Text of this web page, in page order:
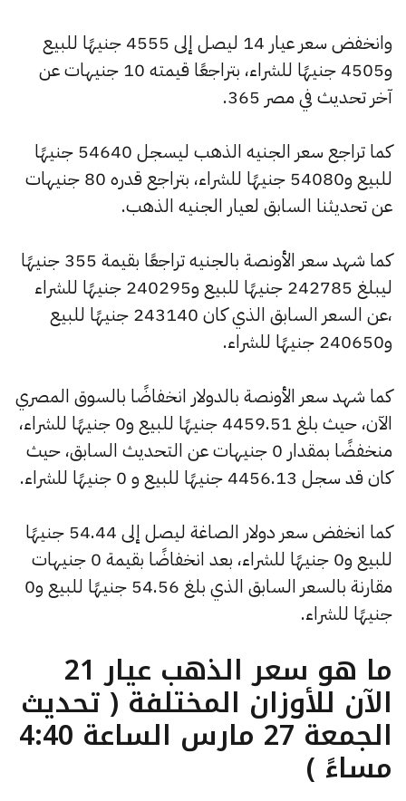
وانخفض سعر عيار 14 ليصل إلى 4555 جنيهًا للبيع
و4505 جنيهًا للشراء، بتراجعًا قيمته 10 جنيهات عن
آخر تحديث في مصر 365.
كما تراجع سعر الجنيه الذهب ليسجل 54640 جنيهًا
للبيع و54080 جنيهًا للشراء، بتراجع قدره 80 جنيهات
عن تحديثنا السابق لعيار الجنيه الذهب.
كما شهد سعر الأونصة بالجنيه تراجعًا بقيمة 355 جنيهًا
ليبلغ 242785 جنيهًا للبيع و240295 جنيهًا للشراء
،عن السعر السابق الذي كان 243140 جنيهًا للبيع
و240650 جنيهًا للشراء.
كما شهد سعر الأونصة بالدولار انخفاضًا بالسوق المصري
الآن، حيث بلغ 4459.51 جنيهًا للبيع و0 جنيهًا للشراء،
منخفضًا بمقدار 0 جنيهات عن التحديث السابق، حيث
كان قد سجل 4456.13 جنيهًا للبيع و 0 جنيهًا للشراء.
كما انخفض سعر دولار الصاغة ليصل إلى 54.44 جنيهًا
للبيع و0 جنيهًا للشراء، بعد انخفاضًا بقيمة 0 جنيهات
مقارنة بالسعر السابق الذي بلغ 54.56 جنيهًا للبيع و0
جنيهًا للشراء.
ما هو سعر الذهب عيار 21
الآن للأوزان المختلفة ( تحديث
الجمعة 27 مارس الساعة 4:40
مساءً )